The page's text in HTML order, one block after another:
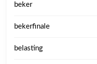
beker
bekerfinale
belasting